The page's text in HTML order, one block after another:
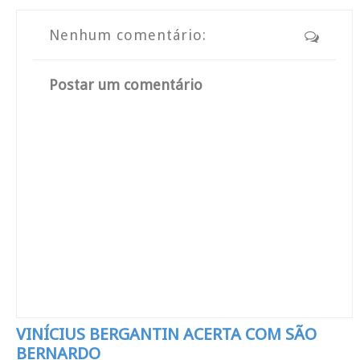
Nenhum comentário:
Postar um comentário
VINÍCIUS BERGANTIN ACERTA COM SÃO
BERNARDO